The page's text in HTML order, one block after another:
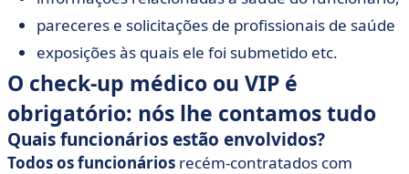
pareceres e solicitações de profissionais de saúde
exposições às quais ele foi submetido etc.
O check-up médico ou VIP é
obrigatório: nós lhe contamos tudo
Quais funcionários estão envolvidos?
Todos os funcionários recém-contratados com